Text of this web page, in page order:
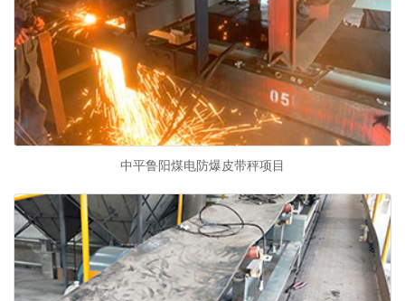
中平鲁阳煤电防爆皮带秤项目